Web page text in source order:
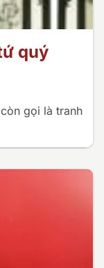
quý
gọi là tranh